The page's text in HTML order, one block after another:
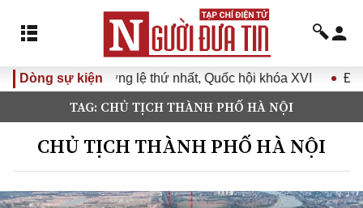
Dòng sự kiện
thứ nhất, Quốc hội khóa XVI Đưa Nghị quyết Đại hội
TAG: CHỦ TỊCH THÀNH PHỐ HÀ NỘI
CHỦ TỊCH THÀNH PHỐ HÀ NỘI